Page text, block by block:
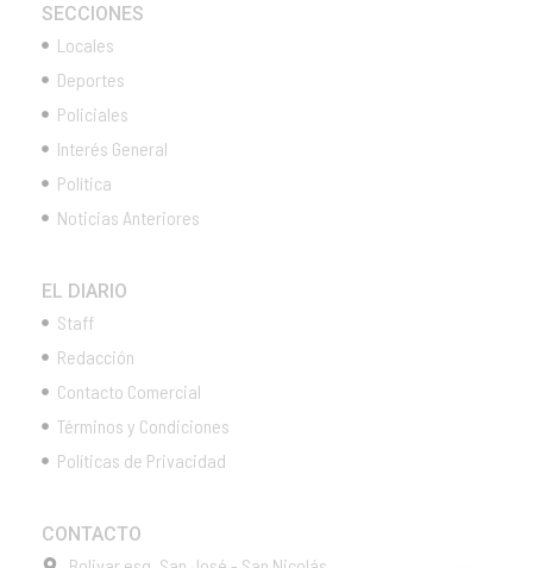
SECCIONES
Locales
Deportes
Policiales
Interés General
Política
Noticias Anteriores
EL DIARIO
Staff
Redacción
Contacto Comercial
Términos y Condiciones
Políticas de Privacidad
CONTACTO